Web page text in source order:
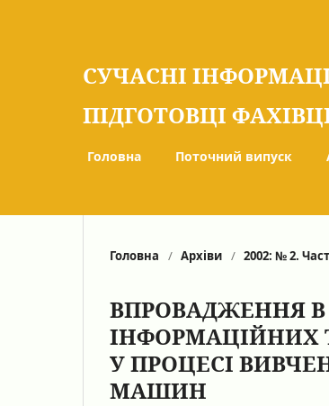
СУЧАСНІ
ПІДГОТОВЦІ
Головна Поточний випуск
Головна / Архіви / 2002: № 2.
ВПРОВАДЖЕННЯ
ІНФОРМАЦІЙНИХ
У ПРОЦЕСІ
МАШИН